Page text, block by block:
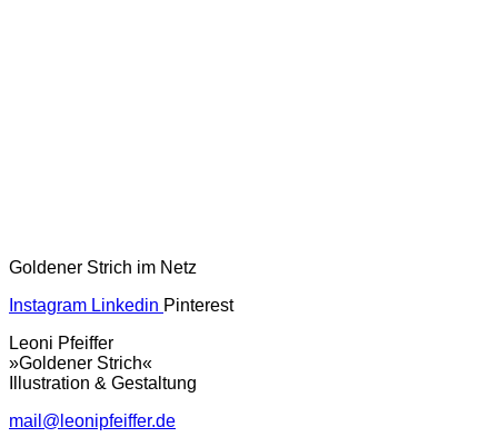
Goldener Strich im Netz
Instagram Linkedin Pinterest
Leoni Pfeiffer
»Goldener Strich«
Illustration & Gestaltung
mail@leonipfeiffer.de